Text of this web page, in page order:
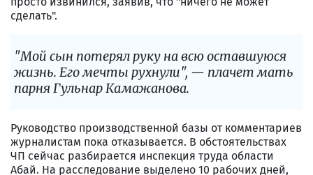
сделать".
"Мой сын потерял руку на всю оставшуюся
жизнь. Его мечты рухнули", — плачет мать
парня Гульнар Камажанова.
Руководство производственной базы от комментариев
журналистам пока отказывается. В обстоятельствах
ЧП сейчас разбирается инспекция труда области
Абай. На расследование выделено 10 рабочих дней,